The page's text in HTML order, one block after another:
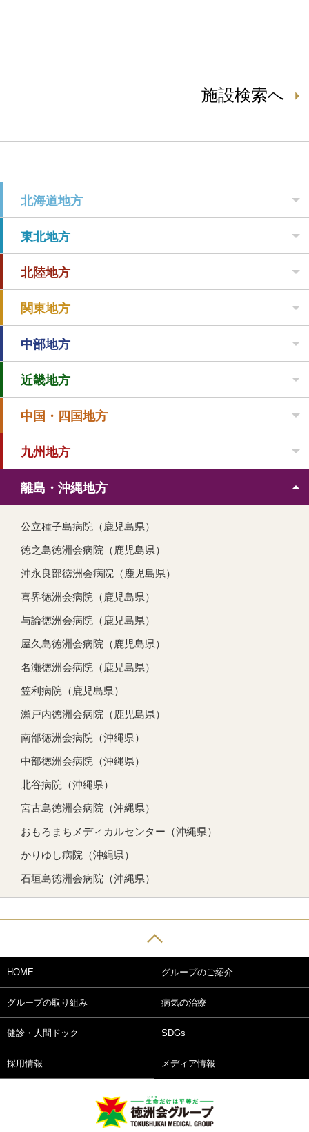
施設検索へ
北海道地方
東北地方
北陸地方
関東地方
中部地方
近畿地方
中国・四国地方
九州地方
離島・沖縄地方
公立種子島病院（鹿児島県）
徳之島徳洲会病院（鹿児島県）
沖永良部徳洲会病院（鹿児島県）
喜界徳洲会病院（鹿児島県）
与論徳洲会病院（鹿児島県）
屋久島徳洲会病院（鹿児島県）
名瀬徳洲会病院（鹿児島県）
笠利病院（鹿児島県）
瀬戸内徳洲会病院（鹿児島県）
南部徳洲会病院（沖縄県）
中部徳洲会病院（沖縄県）
北谷病院（沖縄県）
宮古島徳洲会病院（沖縄県）
おもろまちメディカルセンター（沖縄県）
かりゆし病院（沖縄県）
石垣島徳洲会病院（沖縄県）
HOME グループのご紹介
グループの取り組み 病気の治療
健診・人間ドック SDGs
採用情報 メディア情報